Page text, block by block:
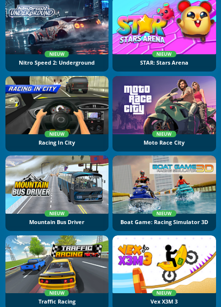
NIEUW
Nitro Speed 2: Underground
NIEUW
STAR: Stars Arena
NIEUW
Racing In City
NIEUW
Moto Race City
NIEUW
Mountain Bus Driver
NIEUW
Boat Game: Racing Simulator 3D
NIEUW
Traffic Racing
NIEUW
Vex X3M 3